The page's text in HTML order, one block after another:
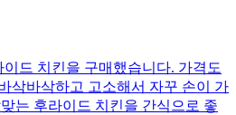
드 치킨을 구매했습니다. 가격도
삭바삭하고 고소해서 자꾸 손이 가
는 후라이드 치킨을 간식으로 좋